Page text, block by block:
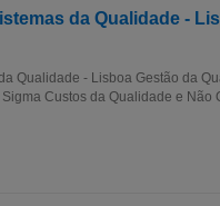
da Qualidade -
Qualidade - Lisboa Gestão da
Custos da Qualidade e Não